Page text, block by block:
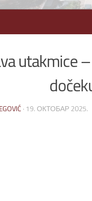
utakmice
· 19. ОКТОБАР 2025.